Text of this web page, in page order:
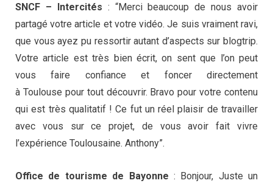
SNCF – Intercités : “Merci beaucoup de nous avoir
partagé votre article et votre vidéo. Je suis vraiment ravi,
que vous ayez pu ressortir autant d’aspects sur blogtrip.
Votre article est très bien écrit, on sent que l’on peut
vous faire confiance et foncer directement
à Toulouse pour tout découvrir. Bravo pour votre contenu
qui est très qualitatif ! Ce fut un réel plaisir de travailler
avec vous sur ce projet, de vous avoir fait vivre
l’expérience Toulousaine. Anthony”.
Office de tourisme de Bayonne : Bonjour, Juste un